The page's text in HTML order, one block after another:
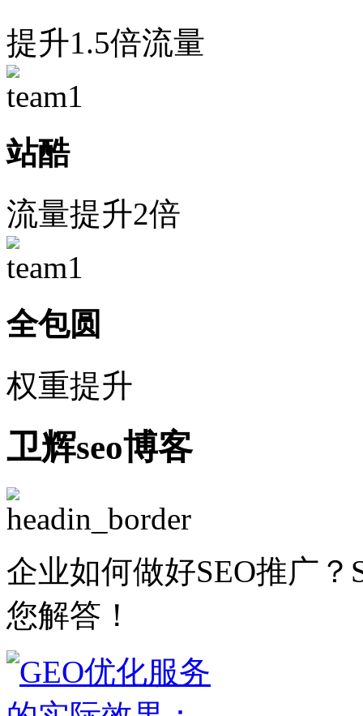
提升1.5倍流量
站酷
流量提升2倍
全包圆
权重提升
卫辉seo博客
企业如何做好SEO推广
您解答！